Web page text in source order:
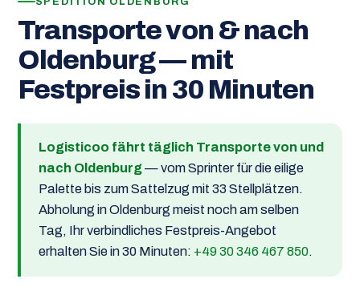
Transporte von & nach
Oldenburg — mit
Festpreis in 30 Minuten
Logisticoo fährt täglich Transporte von und
nach Oldenburg— vom Sprinter für die eilige
Palette bis zum Sattelzug mit 33 Stellplätzen.
Abholung in Oldenburg meist noch am selben
Tag, Ihr verbindliches Festpreis-Angebot
erhalten Sie in 30 Minuten: +49 30 346 467 850.